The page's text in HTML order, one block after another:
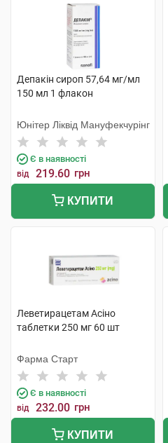
Депакін сироп 57,64 мг/мл
150 мл 1 флакон
Юнітер Ліквід Мануфекчурінг
Є в наявності
від 219.60 грн
КУПИТИ
Леветирацетам Асіно
таблетки 250 мг 60 шт
Фарма Старт
Є в наявності
від 232.00 грн
КУПИТИ